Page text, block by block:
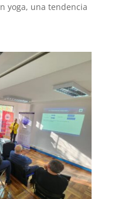
yoga, una tendencia